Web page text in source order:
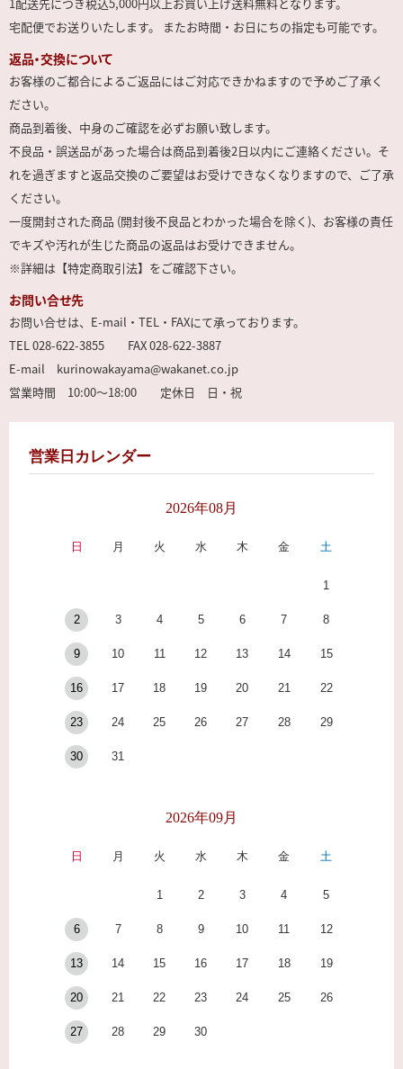
宅配便でお送りいたします。 またお時間・お日にちの指定も可能です。
返品・交換について
お客様のご都合によるご返品にはご対応できかねますので予めご了承く
ださい。
商品到着後、中身のご確認を必ずお願い致します。
不良品・誤送品があった場合は商品到着後2日以内にご連絡ください。そ
れを過ぎますと返品交換のご要望はお受けできなくなりますので、ご了承
ください。
一度開封された商品 (開封後不良品とわかった場合を除く)、お客様の責任
でキズや汚れが生じた商品の返品はお受けできません。
※詳細は【特定商取引法】をご確認下さい。
お問い合せ先
お問い合せは、E-mail・TEL・FAXにて承っております。
TEL 028-622-3855 FAX 028-622-3887
E-mail kurinowakayama@wakanet.co.jp
営業時間 10:00～18:00 定休日 日・祝
営業日カレンダー
2026年08月
日 月 火 水 木 金 土
1
2 3 4 5 6 7 8
9 10 11 12 13 14 15
16 17 18 19 20 21 22
23 24 25 26 27 28 29
30 31
2026年09月
日 月 火 水 木 金 土
1 2 3 4 5
6 7 8 9 10 11 12
13 14 15 16 17 18 19
20 21 22 23 24 25 26
27 28 29 30